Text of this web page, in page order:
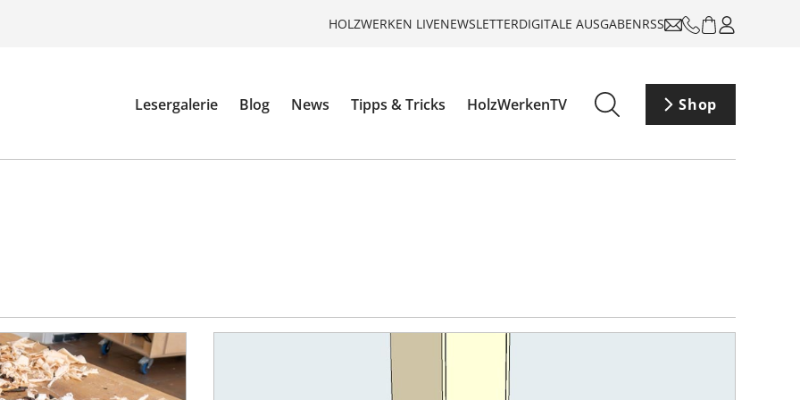
HOLZWERKEN LIVENEWSLETTERDIGITALE AUSGABENRSS
Lesergalerie Blog News Tipps & Tricks HolzWerkenTV Shop